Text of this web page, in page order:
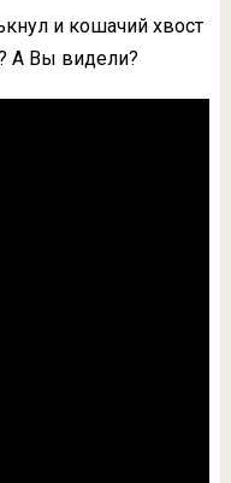
и кошачий хвост
А Вы видели?